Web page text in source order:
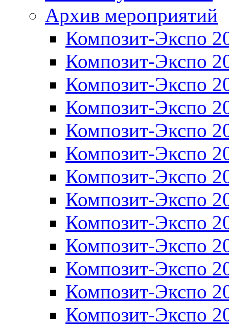
Архив мероприятий
Композит-Экспо
Композит-Экспо
Композит-Экспо
Композит-Экспо
Композит-Экспо
Композит-Экспо
Композит-Экспо
Композит-Экспо
Композит-Экспо
Композит-Экспо
Композит-Экспо
Композит-Экспо
Композит-Экспо